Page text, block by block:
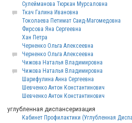
Сулейманова Тюркан Мурсаловна
Ткач Галина Ивановна
Токолаева Петимат Саид-Магомедовна
Фирсова Яна Сергеевна
Хан Петра
Черненко Ольга Алексеевна
Черненко Ольга Алексеевна
Чижова Наталья Владимировна
Чижова Наталья Владимировна
Шарифулина Анна Сергеевна
Шевченко Антон Константинович
Шевченко Антон Константинович
углубленная диспансеризация
Кабинет Профилактики (Углубленная